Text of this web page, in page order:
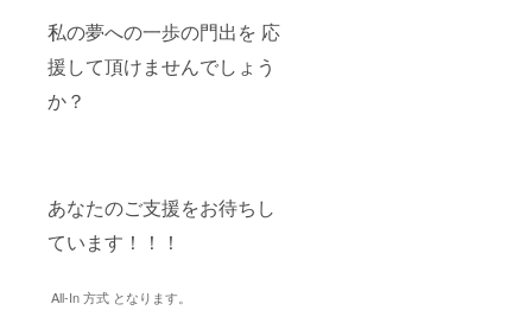
私の夢への一歩の門出を 応
援して頂けませんでしょう
か？
あなたのご支援をお待ちし
ています！！！
All-In 方式 となります。